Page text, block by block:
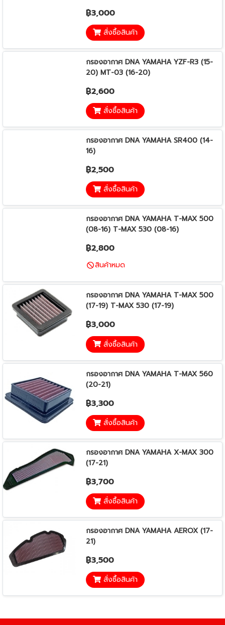
฿3,000
สั่งซื้อสินค้า
กรองอากาศ DNA YAMAHA YZF-R3 (15-
20) MT-03 (16-20)
฿2,600
สั่งซื้อสินค้า
กรองอากาศ DNA YAMAHA SR400 (14-
16)
฿2,500
สั่งซื้อสินค้า
กรองอากาศ DNA YAMAHA T-MAX 500
(08-16) T-MAX 530 (08-16)
฿2,800
สินค้าหมด
กรองอากาศ DNA YAMAHA T-MAX 500
(17-19) T-MAX 530 (17-19)
฿3,000
สั่งซื้อสินค้า
กรองอากาศ DNA YAMAHA T-MAX 560
(20-21)
฿3,300
สั่งซื้อสินค้า
กรองอากาศ DNA YAMAHA X-MAX 300
(17-21)
฿3,700
สั่งซื้อสินค้า
กรองอากาศ DNA YAMAHA AEROX (17-
21)
฿3,500
สั่งซื้อสินค้า